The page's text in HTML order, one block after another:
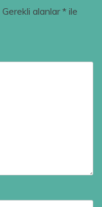
Gerekli alanlar* ile